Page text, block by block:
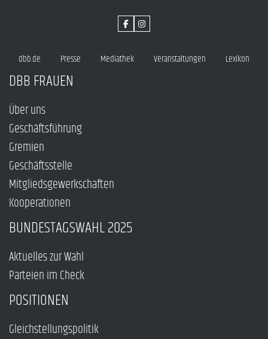
dbb.de Presse Mediathek Veranstaltungen Lexikon
DBB FRAUEN
Über uns
Geschäftsführung
Gremien
Geschäftsstelle
Mitgliedsgewerkschaften
Kooperationen
BUNDESTAGSWAHL 2025
Aktuelles zur Wahl
Parteien im Check
POSITIONEN
Gleichstellungspolitik